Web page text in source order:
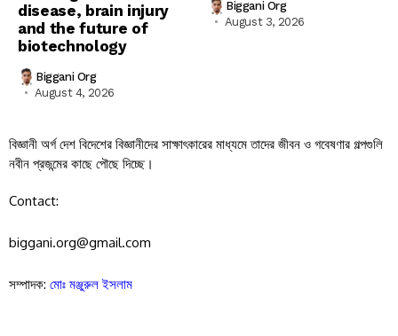
disease, brain injury
and the future of
biotechnology
Biggani Org
August 4, 2026
Biggani Org
August 3, 2026
বিজ্ঞানী অর্গ দেশ বিদেশের বিজ্ঞানীদের সাক্ষাৎকারের মাধ্যমে তাদের জীবন ও গবেষণার গল্পগুলি
নবীন প্রজন্মের কাছে পৌছে দিচ্ছে।
Contact:
biggani.org@gmail.com
সম্পাদক: মোঃ মঞ্জুরুল ইসলাম